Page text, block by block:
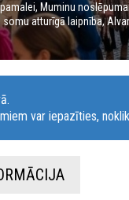
Muminu
atturīgā laipnība,
var iepazīties,